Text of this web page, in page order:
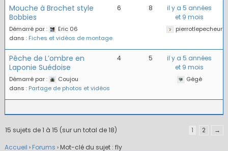
Mouche à Brochet style
Bobbies
Démarré par :
Eric 06
dans : Fiches et vidéos de montage
6 8
il y a 5 années
et 9 mois
pierrotlepecheur
Pêche de L’ombre en
Laponie Suédoise
Démarré par :
Coujou
dans : Partage de photos et vidéos
4 5
il y a 5 années
et 9 mois
Gégé
15 sujets de 1 à 15 (sur un total de 18) 1 2
→
Accueil › Forums ›Mot-clé du sujet : fly